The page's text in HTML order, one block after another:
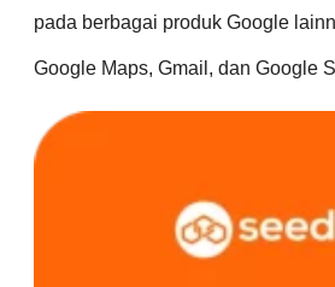
pada berbagai produk Google
Google Maps, Gmail, dan Google